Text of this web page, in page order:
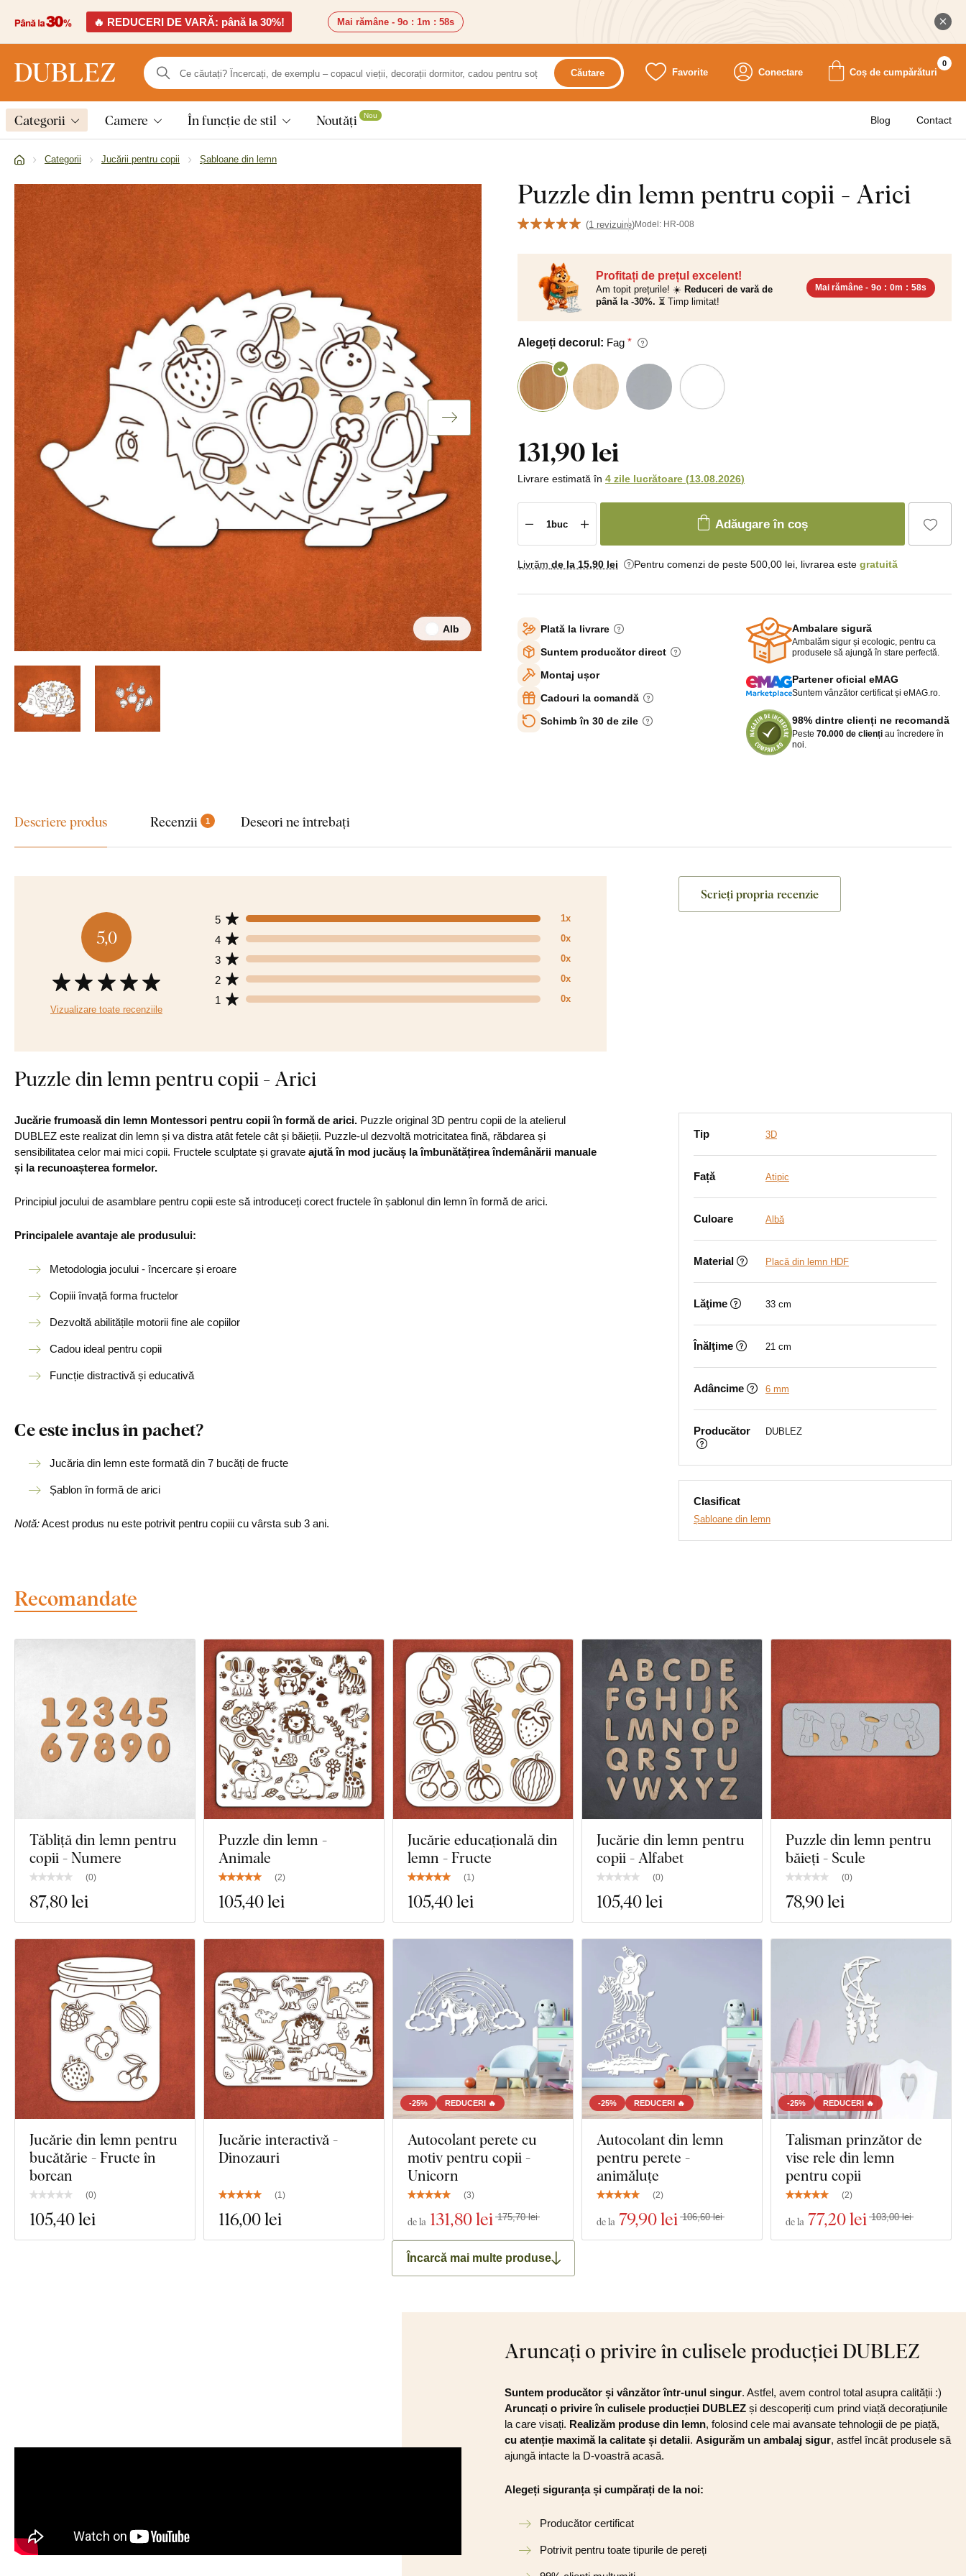
🔥 REDUCERI DE VARĂ: până la 30%! Mai rămâne - 9o : 1m : 56s
Căutare Favorite Conectare Coș de cumpărături
0
Categorii Camere În funcție de stil Noutăți Nou Blog Contact
Categorii Jucării pentru copii Șabloane din lemn
Puzzle din lemn pentru copii - Arici
(1 revizuire)Model: HR-008
Alb
Profitați de prețul excelent!
Am topit prețurile! ☀️ Reduceri de vară de
până la -30%. ⏳ Timp limitat!
Mai rămâne - 9o : 0m : 57s
Alegeți decorul: Fag
131,90 lei
Livrare estimată în 4 zile lucrătoare (13.08.2026)
Adăugare în coș
Livrăm de la 15,90 lei Pentru comenzi de peste 500,00 lei, livrarea este gratuită
Plată la livrare
Suntem producător direct
Montaj ușor
Cadouri la comandă
Schimb în 30 de zile
Ambalare sigură
Ambalăm sigur și ecologic, pentru ca
produsele să ajungă în stare perfectă.
Partener oficial eMAG
Suntem vânzător certificat și eMAG.ro.
98% dintre clienți ne recomandă
Peste 70.000 de clienți au încredere în
noi.
Descriere produs Recenzii 1 Deseori ne întrebați
5,0
Vizualizare toate recenziile
1 0x
2 0x
3 0x
4 0x
5 1x
Scrieți propria recenzie
Puzzle din lemn pentru copii - Arici
Jucărie frumoasă din lemn Montessori pentru copii în formă de arici. Puzzle original 3D pentru copii de la atelierul
DUBLEZ este realizat din lemn și va distra atât fetele cât și băieții. Puzzle-ul dezvoltă motricitatea fină, răbdarea și
sensibilitatea celor mai mici copii. Fructele sculptate și gravate ajută în mod jucăuș la îmbunătățirea îndemânării manuale
și la recunoașterea formelor.
Principiul jocului de asamblare pentru copii este să introduceți corect fructele în șablonul din lemn în formă de arici.
Principalele avantaje ale produsului:
Metodologia jocului - încercare și eroare
Copiii învață forma fructelor
Dezvoltă abilitățile motorii fine ale copiilor
Cadou ideal pentru copii
Funcție distractivă și educativă
Ce este inclus în pachet?
Jucăria din lemn este formată din 7 bucăți de fructe
Șablon în formă de arici
Notă:Acest produs nu este potrivit pentru copiii cu vârsta sub 3 ani.
Tip 3D
Față Atipic
Culoare Albă
Material Placă din lemn HDF
Lăţime 33 cm
Înălţime 21 cm
Adâncime 6 mm
Producător DUBLEZ
Clasificat
Șabloane din lemn
Recomandate
Tăbliță din lemn pentru
copii - Numere
(0)
87,80 lei
Puzzle din lemn -
Animale
(2)
105,40 lei
Jucărie educațională din
lemn - Fructe
(1)
105,40 lei
Jucărie din lemn pentru
copii - Alfabet
(0)
105,40 lei
Puzzle din lemn pentru
băieți - Scule
(0)
78,90 lei
Jucărie din lemn pentru
bucătărie - Fructe în
borcan
(0)
105,40 lei
Jucărie interactivă -
Dinozauri
(1)
116,00 lei
-25% REDUCERI 🔥
Autocolant perete cu
motiv pentru copii -
Unicorn
(3)
de la 131,80 lei 175,70 lei
-25% REDUCERI 🔥
Autocolant din lemn
pentru perete -
animăluțe
(2)
de la 79,90 lei 106,60 lei
-25% REDUCERI 🔥
Talisman prinzător de
vise rele din lemn
pentru copii
(2)
de la 77,20 lei 103,00 lei
Încarcă mai multe produse
Aruncați o privire în culisele producției DUBLEZ
Suntem producător și vânzător într-unul singur. Astfel, avem control total asupra calității :)
Aruncați o privire în culisele producției DUBLEZ și descoperiți cum prind viață decorațiunile
la care visați. Realizăm produse din lemn, folosind cele mai avansate tehnologii de pe piață,
cu atenție maximă la calitate și detalii. Asigurăm un ambalaj sigur, astfel încât produsele să
ajungă intacte la D-voastră acasă.
Alegeți siguranța și cumpărați de la noi:
Producător certificat
Potrivit pentru toate tipurile de pereți